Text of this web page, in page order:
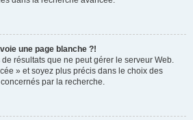
une page blanche ?!
résultats que ne peut gérer le serveur Web.
» et soyez plus précis dans le choix des
par la recherche.